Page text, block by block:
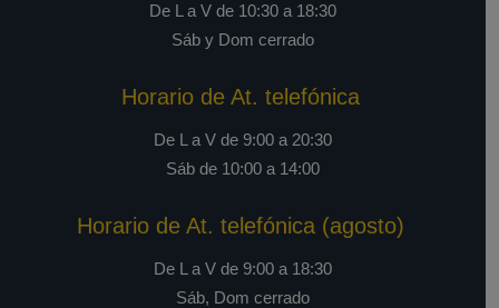
De L a V de 10:30 a 18:30
Sáb y Dom cerrado
Horario de At. telefónica
De L a V de 9:00 a 20:30
Sáb de 10:00 a 14:00
Horario de At. telefónica (agosto)
De L a V de 9:00 a 18:30
Sáb, Dom cerrado